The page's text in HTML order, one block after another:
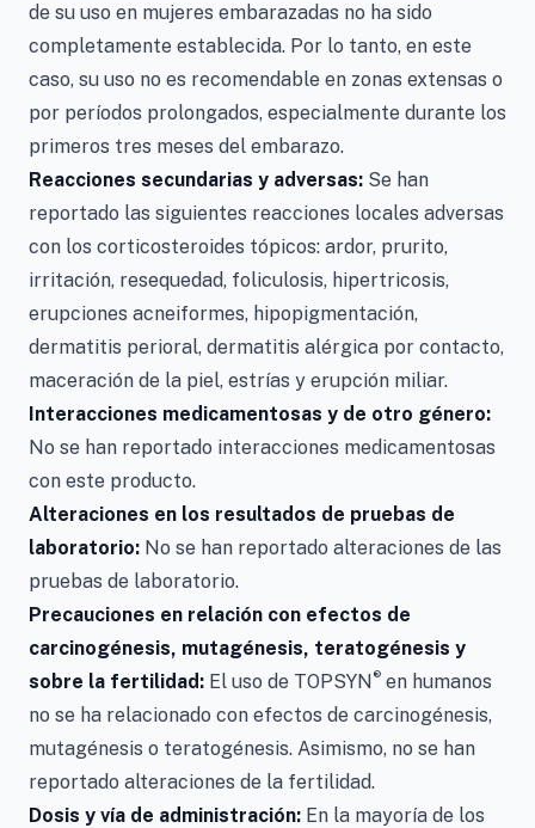
de su uso en mujeres embarazadas no ha sido
completamente establecida. Por lo tanto, en este
caso, su uso no es recomendable en zonas extensas o
por períodos prolongados, especialmente durante los
primeros tres meses del embarazo.
Reacciones secundarias y adversas: Se han
reportado las siguientes reacciones locales adversas
con los corticosteroides tópicos: ardor, prurito,
irritación, resequedad, foliculosis, hipertricosis,
erupciones acneiformes, hipopigmentación,
dermatitis perioral, dermatitis alérgica por contacto,
maceración de la piel, estrías y erupción miliar.
Interacciones medicamentosas y de otro género:
No se han reportado interacciones medicamentosas
con este producto.
Alteraciones en los resultados de pruebas de
laboratorio: No se han reportado alteraciones de las
pruebas de laboratorio.
Precauciones en relación con efectos de
carcinogénesis, mutagénesis, teratogénesis y
sobre la fertilidad: El uso de TOPSYN® en humanos
no se ha relacionado con efectos de carcinogénesis,
mutagénesis o teratogénesis. Asimismo, no se han
reportado alteraciones de la fertilidad.
Dosis y vía de administración: En la mayoría de los